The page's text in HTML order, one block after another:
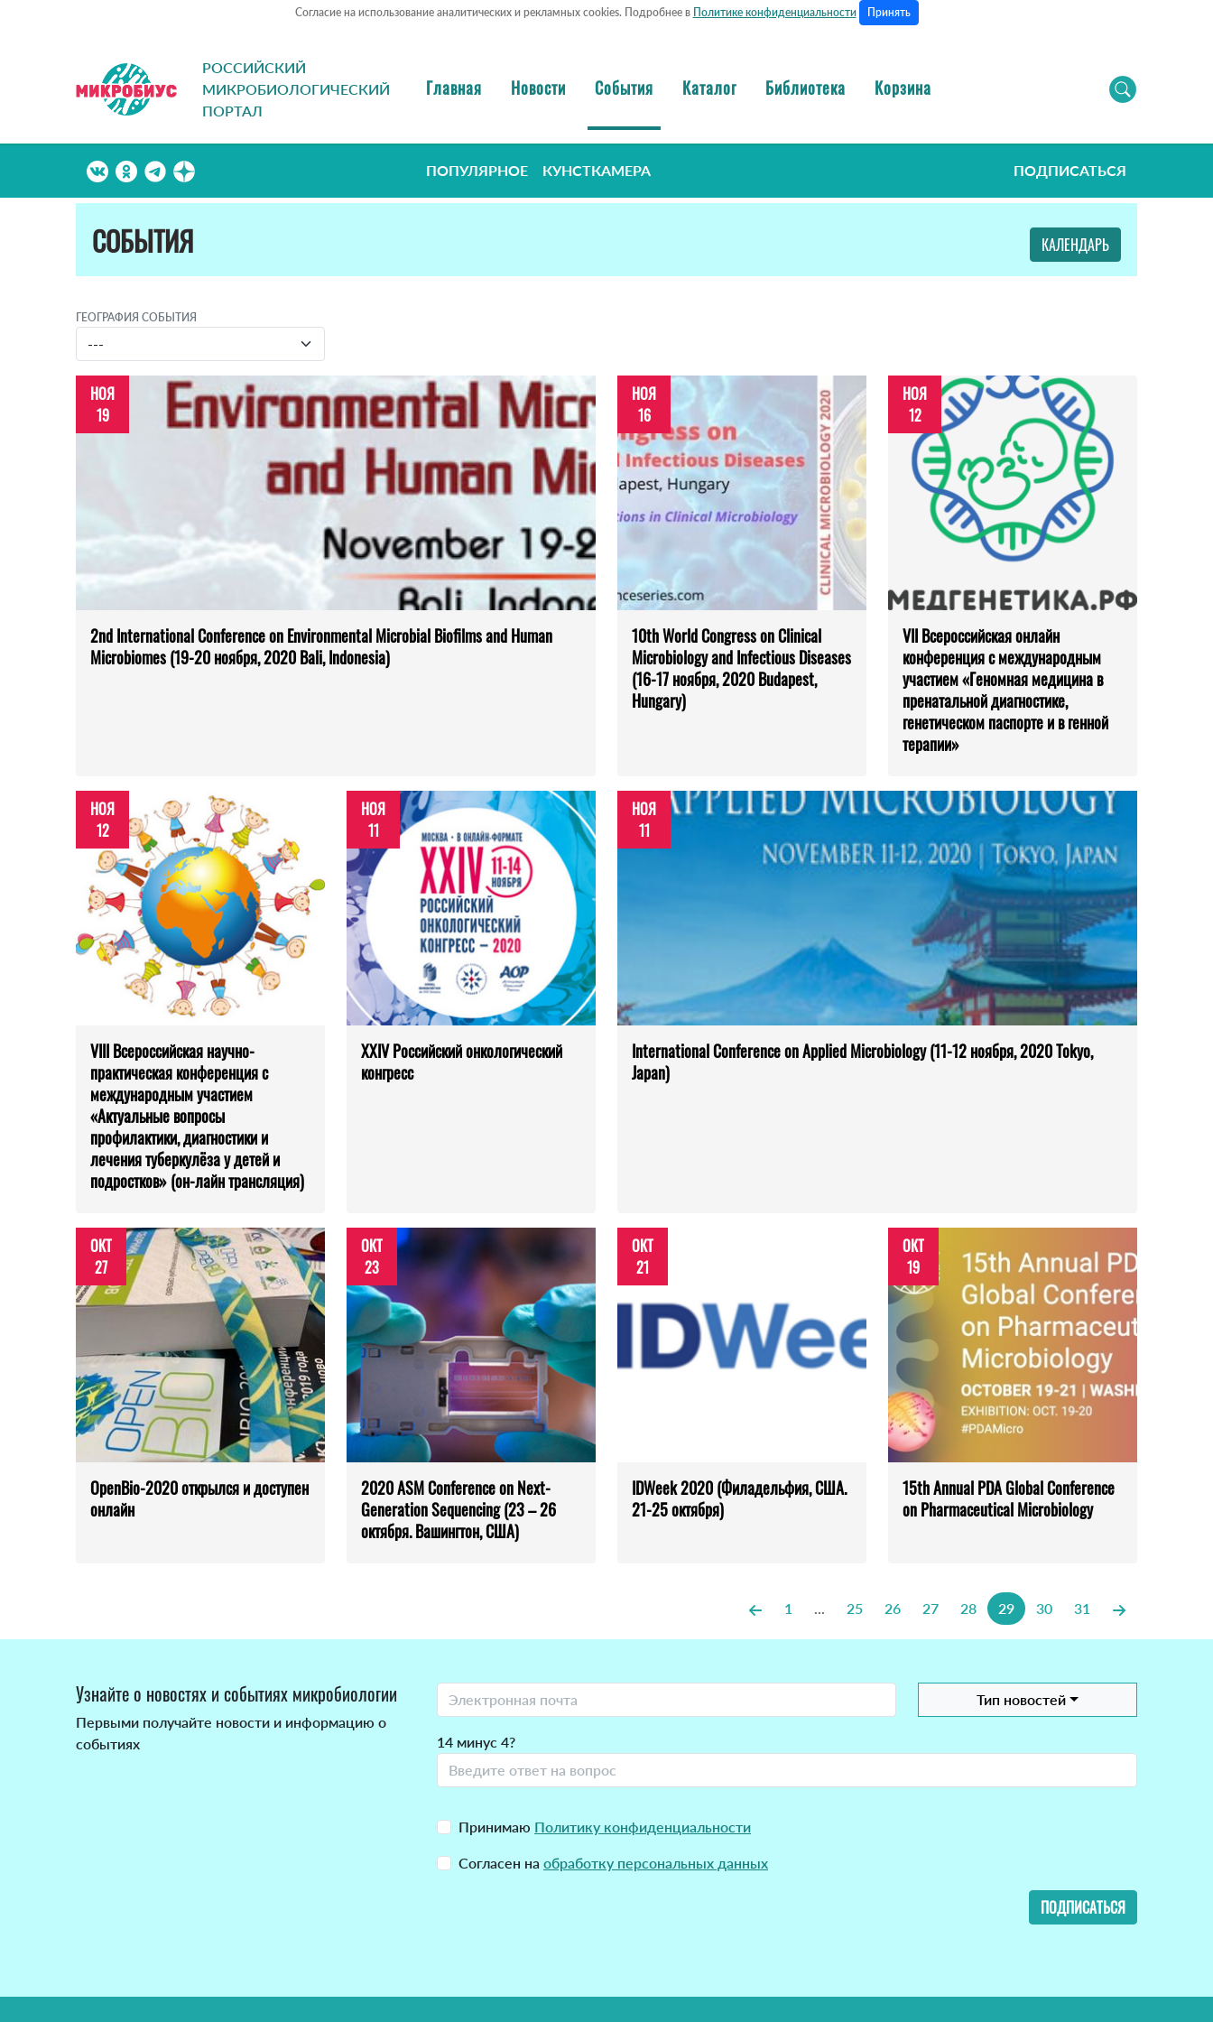
Согласие на использование аналитических и рекламных cookies. Подробнее в Политике конфиденциальности Принять
РОССИЙСКИЙ
МИКРОБИОЛОГИЧЕСКИЙ
ПОРТАЛ
Главная Новости События Каталог Библиотека Корзина
ПОПУЛЯРНОЕ КУНСТКАМЕРА ПОДПИСАТЬСЯ
СОБЫТИЯ КАЛЕНДАРЬ
ГЕОГРАФИЯ СОБЫТИЯ
НОЯ
19
2nd International Conference on Environmental Microbial Biofilms and Human
Microbiomes (19-20 ноября, 2020 Bali, Indonesia)
НОЯ
16
10th World Congress on Clinical
Microbiology and Infectious Diseases
(16-17 ноября, 2020 Budapest,
Hungary)
НОЯ
12
VII Всероссийская онлайн
конференция с международным
участием «Геномная медицина в
пренатальной диагностике,
генетическом паспорте и в генной
терапии»
НОЯ
12
VIII Всероссийская научно-
практическая конференция с
международным участием
«Актуальные вопросы
профилактики, диагностики и
лечения туберкулёза у детей и
подростков» (он-лайн трансляция)
НОЯ
11
XXIV Российский онкологический
конгресс
НОЯ
11
International Conference on Applied Microbiology (11-12 ноября, 2020 Tokyo,
Japan)
ОКТ
27
OpenBio-2020 открылся и доступен
онлайн
ОКТ
23
2020 ASM Conference on Next-
Generation Sequencing (23 – 26
октября. Вашингтон, США)
ОКТ
21
IDWeek 2020 (Филадельфия, США.
21-25 октября)
ОКТ
19
15th Annual PDA Global Conference
on Pharmaceutical Microbiology
1 ... 25 26 27 28 29 30 31
Узнайте о новостях и событиях микробиологии
Первыми получайте новости и информацию о
событиях
Тип новостей
14 минус 4?
Принимаю Политику конфиденциальности
Согласен на обработку персональных данных
ПОДПИСАТЬСЯ